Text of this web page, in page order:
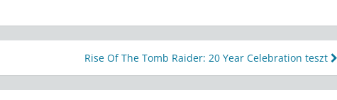
Rise Of The Tomb Raider: 20 Year Celebration teszt